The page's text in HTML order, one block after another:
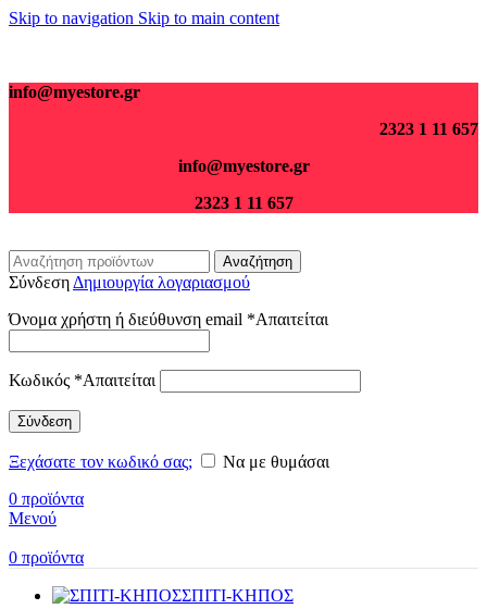
Skip to navigation Skip to main content
info@myestore.gr
2323 1 11 657
info@myestore.gr
2323 1 11 657
Αναζήτηση
Σύνδεση Δημιουργία λογαριασμού
Όνομα χρήστη ή διεύθυνση email *Απαιτείται
Κωδικός *Απαιτείται
Σύνδεση
Ξεχάσατε τον κωδικό σας;
Να με θυμάσαι
0 προϊόντα
Μενού
0 προϊόντα
ΣΠΙΤΙ-ΚΗΠΟΣ